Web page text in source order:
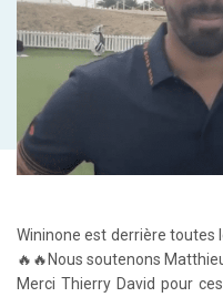
Wininone est derrière
🔥🔥Nous soutenons
Merci Thierry David pour